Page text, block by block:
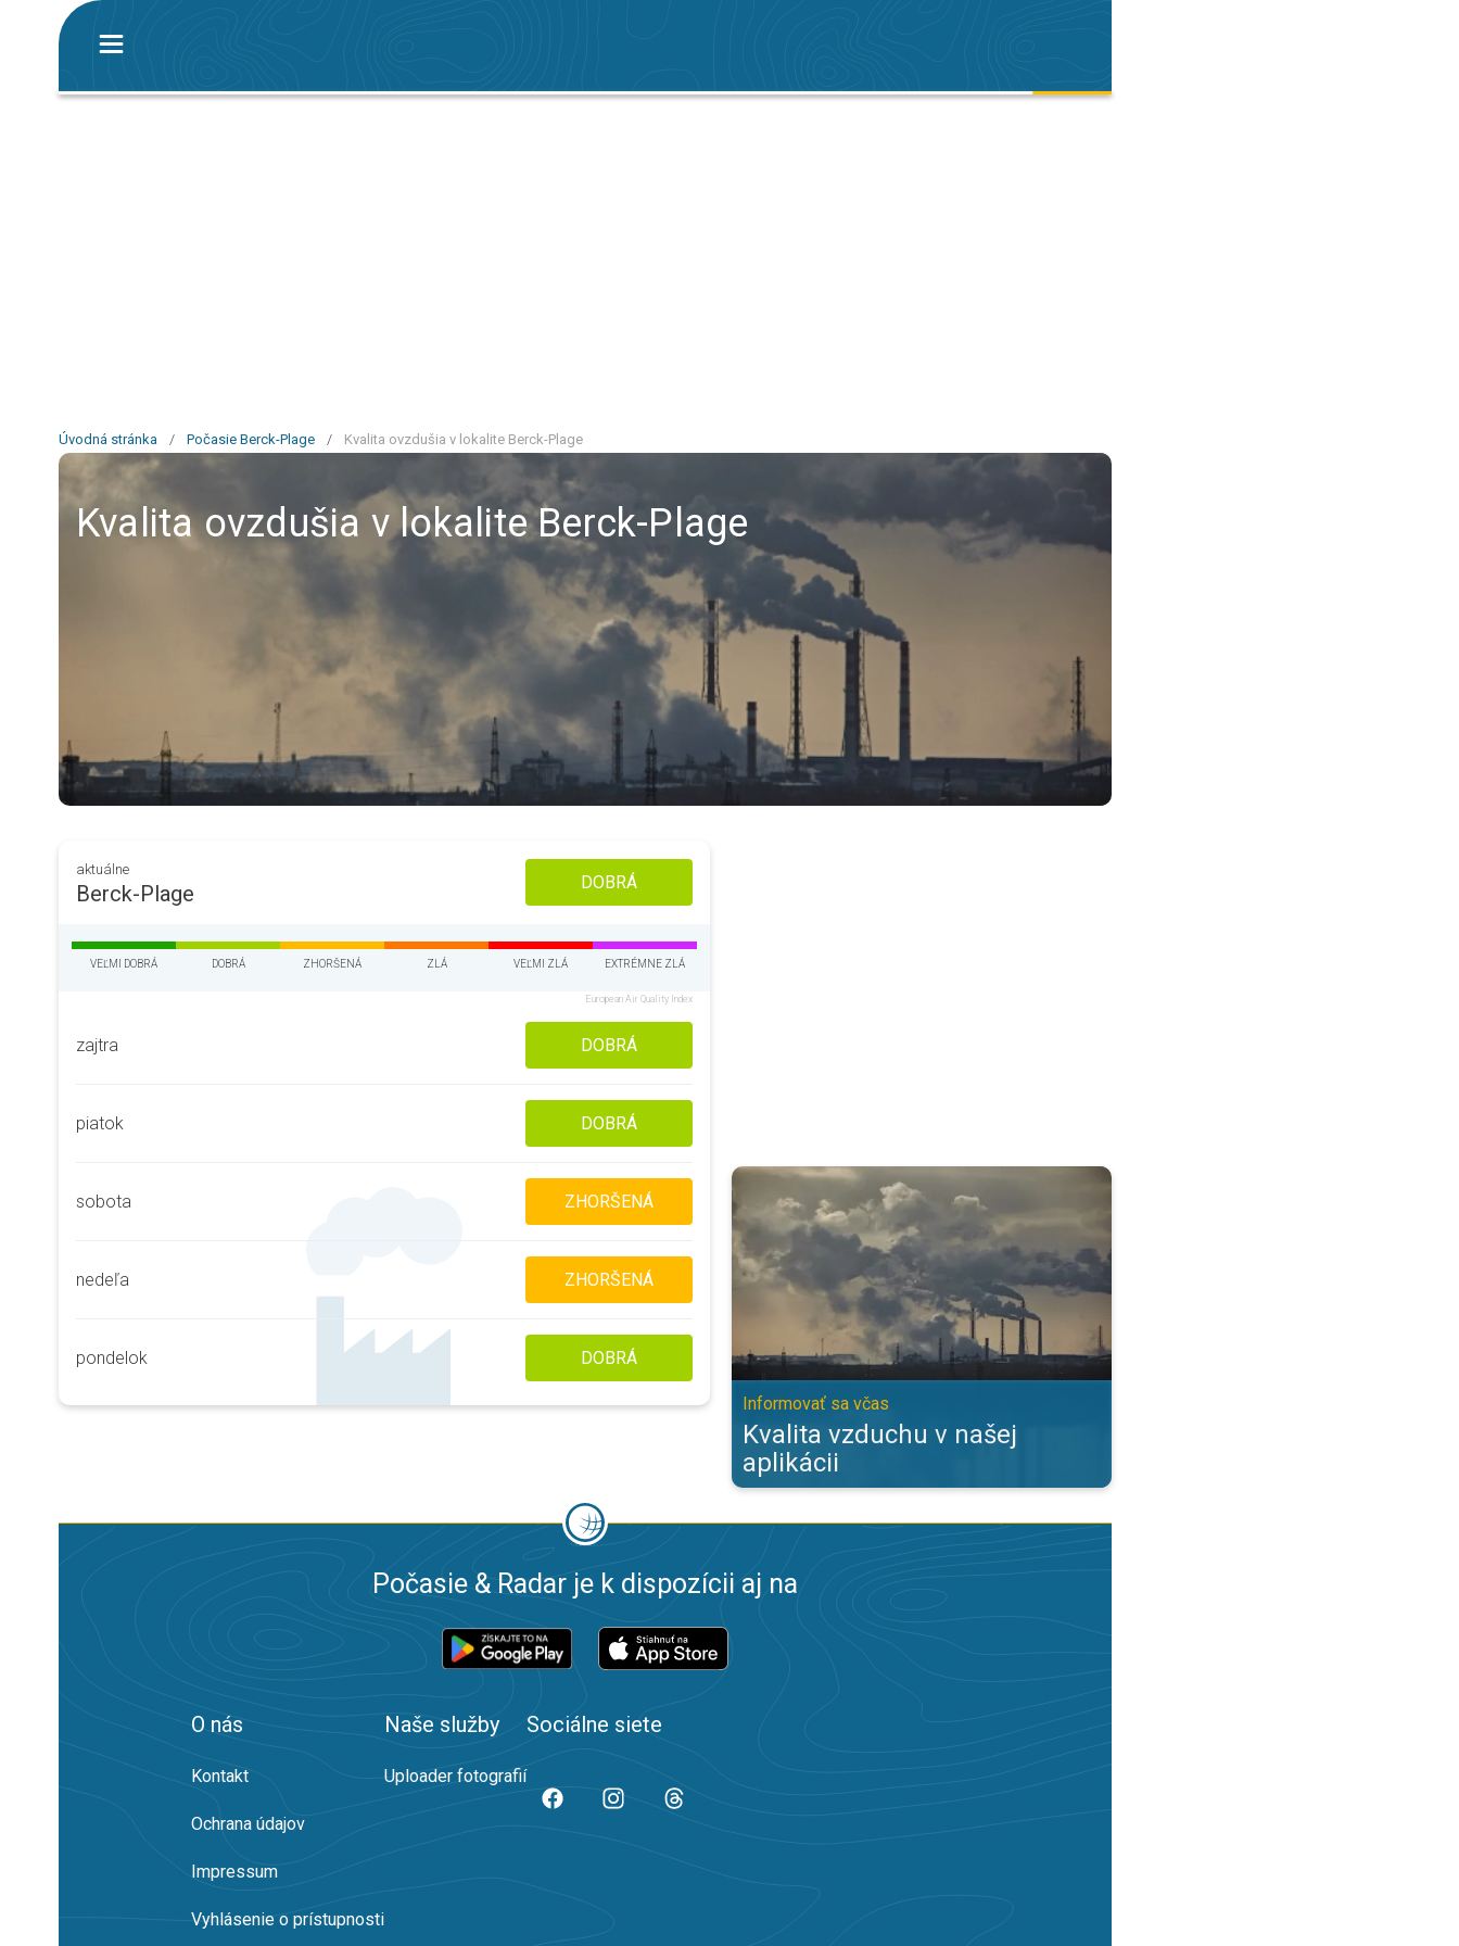
Úvodná stránka / Počasie Berck-Plage / Kvalita ovzdušia v lokalite Berck-Plage
Kvalita ovzdušia v lokalite Berck-Plage
aktuálne
Berck-Plage DOBRÁ
VEĽMI DOBRÁ DOBRÁ ZHORŠENÁ ZLÁ VEĽMI ZLÁ EXTRÉMNE ZLÁ
European Air Quality Index
zajtra DOBRÁ
piatok DOBRÁ
sobota ZHORŠENÁ
nedeľa ZHORŠENÁ
pondelok DOBRÁ
Kvalita vzduchu v našej aplikácii. Informovať sa včas. . .
Informovať sa včas
Kvalita vzduchu v našej
aplikácii
Počasie & Radar je k dispozícii aj na
O nás
Kontakt
Ochrana údajov
Impressum
Vyhlásenie o prístupnosti
Naše služby
Uploader fotografií
Sociálne siete